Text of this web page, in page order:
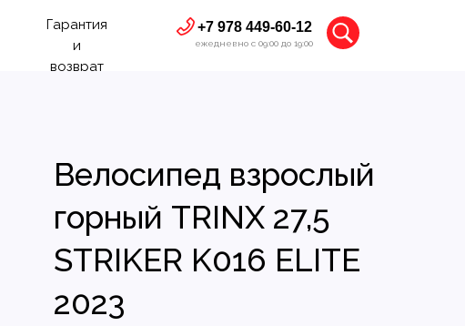
Гарантия
и
возврат
+7 978 449-60-12
ежедневно с 09:00 до 19:00
Велосипед взрослый
горный TRINX 27,5
STRIKER K016 ELITE
2023